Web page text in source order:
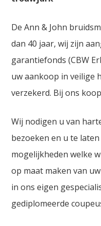
De Ann & John
dan 40 jaar, wij zijn
garantiefonds (CBW
uw aankoop in veilige
verzekerd. Bij ons
Wij nodigen u van
bezoeken en u te
mogelijkheden welke
op maat maken van
in ons eigen
gediplomeerde